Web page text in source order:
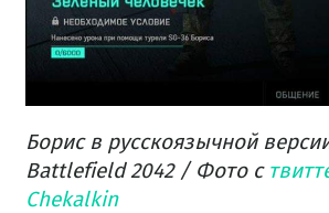
Борис в русскоязычной
Battlefield 2042 / Фото с
Chekalkin